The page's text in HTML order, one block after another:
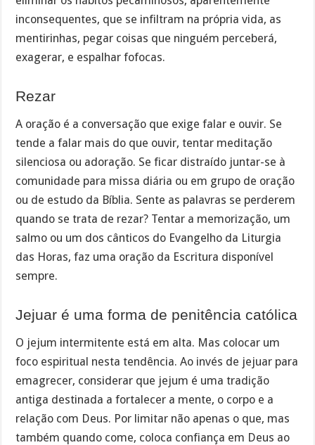
inconsequentes, que se infiltram na própria vida, as
mentirinhas, pegar coisas que ninguém perceberá,
exagerar, e espalhar fofocas.
Rezar
A oração é a conversação que exige falar e ouvir. Se
tende a falar mais do que ouvir, tentar meditação
silenciosa ou adoração. Se ficar distraído juntar-se à
comunidade para missa diária ou em grupo de oração
ou de estudo da Bíblia. Sente as palavras se perderem
quando se trata de rezar? Tentar a memorização, um
salmo ou um dos cânticos do Evangelho da Liturgia
das Horas, faz uma oração da Escritura disponível
sempre.
Jejuar é uma forma de penitência católica
O jejum intermitente está em alta. Mas colocar um
foco espiritual nesta tendência. Ao invés de jejuar para
emagrecer, considerar que jejum é uma tradição
antiga destinada a fortalecer a mente, o corpo e a
relação com Deus. Por limitar não apenas o que, mas
também quando come, coloca confiança em Deus ao